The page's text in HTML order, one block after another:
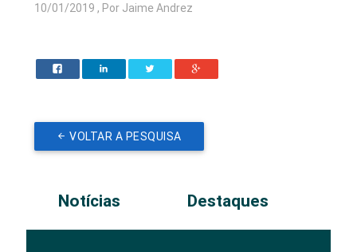
10/01/2019 , Por Jaime Andrez
VOLTAR A PESQUISA
Notícias Destaques